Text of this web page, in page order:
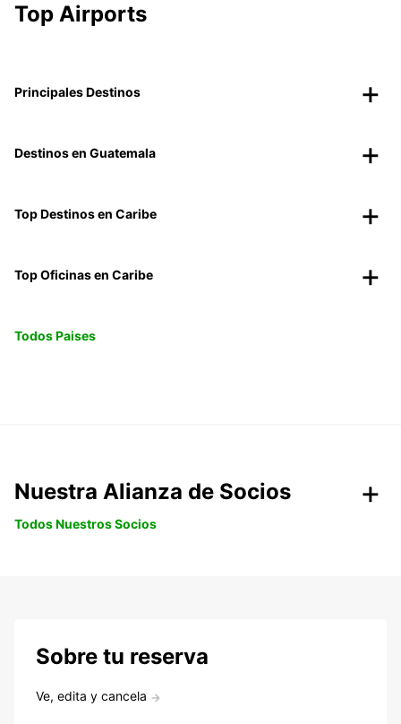
Top Airports
Principales Destinos
Destinos en Guatemala
Top Destinos en Caribe
Top Oficinas en Caribe
Todos Paises
Nuestra Alianza de Socios
Todos Nuestros Socios
Sobre tu reserva
Ve, edita y cancela